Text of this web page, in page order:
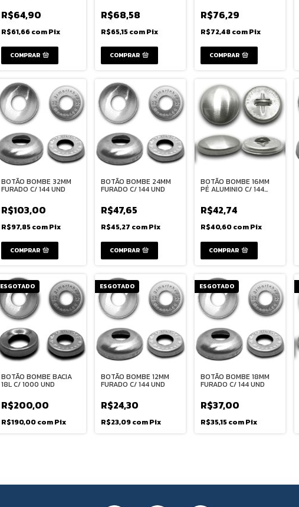
R$64,90
R$61,66comPix
COMPRAR
R$68,58
R$65,15comPix
COMPRAR
R$76,29
R$72,48comPix
COMPRAR
BOTÃO BOMBE 32MM
FURADO C/ 144 UND
R$103,00
R$97,85comPix
COMPRAR
BOTÃO BOMBE 24MM
FURADO C/ 144 UND
R$47,65
R$45,27 comPix
COMPRAR
BOTÃO BOMBE 16MM
PÉ ALUMINIO C/ 144
R$42,74
R$40,60comPix
ESGOTADO
BOTÃO BOMBE BACIA
18L C/ 1000 UND
R$200,00
R$190,00comPix
ESGOTADO
BOTÃO BOMBE 12MM
FURADO C/ 144 UND
R$24,30
R$23,09comPix
ESGOTADO
BOTÃO BOMBE 18MM
FURADO C/ 144 UND
R$37,00
R$35,15comPix